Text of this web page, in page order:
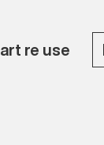
art re use